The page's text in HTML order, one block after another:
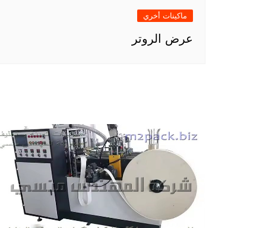
ماكينات أخري
عرض الروتر